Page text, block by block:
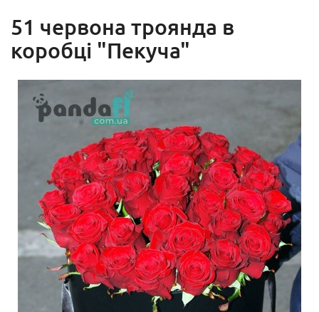
51 червона троянда в
коробці "Пекуча"